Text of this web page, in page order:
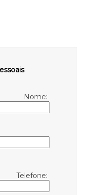
Nome:
Telefone: